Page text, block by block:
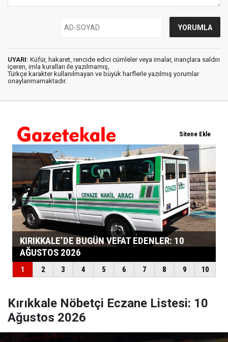
UYARI: Küfür, hakaret, rencide edici cümleler veya imalar, inançlara saldırı
içeren, imla kuralları ile yazılmamış,
Türkçe karakter kullanılmayan ve büyük harflerle yazılmış yorumlar
onaylanmamaktadır.
Kırıkkale Nöbetçi Eczane Listesi: 10
Ağustos 2026